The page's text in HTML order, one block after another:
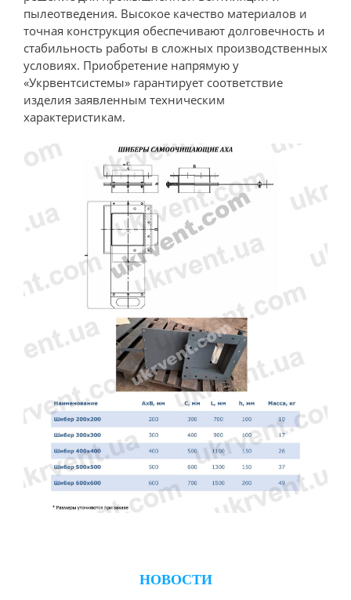
пылеотведения. Высокое качество материалов и
точная конструкция обеспечивают долговечность и
стабильность работы в сложных производственных
условиях. Приобретение напрямую у
«Укрвентсистемы» гарантирует соответствие
изделия заявленным техническим
характеристикам.
НОВОСТИ